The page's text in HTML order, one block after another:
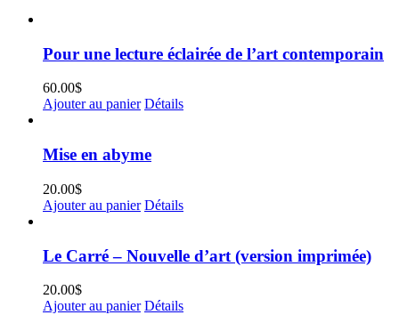
Pour une lecture éclairée de l’art contemporain
60.00$
Ajouter au panier Détails
Mise en abyme
20.00$
Ajouter au panier Détails
Le Carré – Nouvelle d’art (version imprimée)
20.00$
Ajouter au panier Détails